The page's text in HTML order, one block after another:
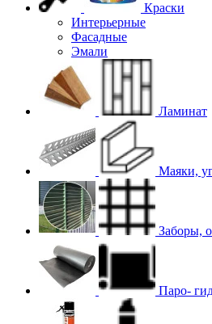
Краски
Интерьерные
Фасадные
Эмали
Ламинат
Маяки,
Заборы,
Паро-